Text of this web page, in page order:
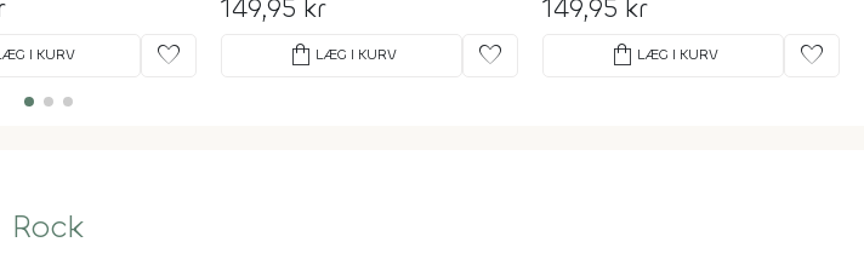
I KURV favorite
149,95 kr
shopping_bag LÆG I KURV favorite
149,95 kr
shopping_bag LÆG I KURV favorite
Rock